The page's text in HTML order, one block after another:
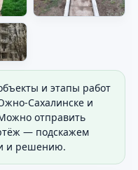
укладки.
и этапы работ
Сахалинске и
отправить
— подскажем
и решению.